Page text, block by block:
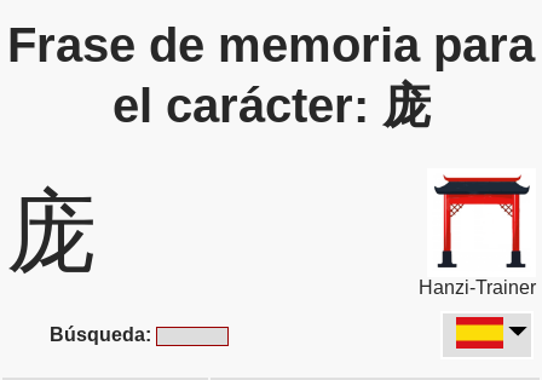
Frase de memoria para
el carácter: 庞
庞
Hanzi-Trainer
Búsqueda: